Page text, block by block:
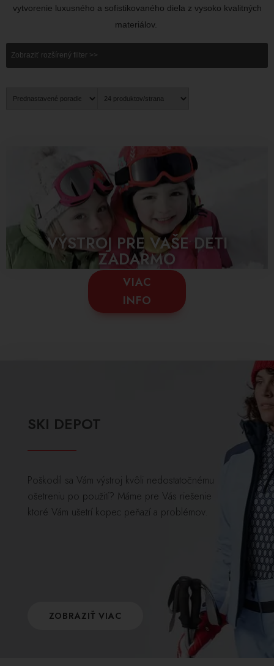
vytvorenie luxusného a sofistikovaného diela z vysoko kvalitných
materiálov.
Zobraziť rozšírený filter >>
VÝSTROJ PRE VAŠE DETI
ZADARMO
VIAC
INFO
SKI DEPOT
Poškodil sa Vám výstroj kvôli nedostatočnému
ošetreniu po použití? Máme pre Vás riešenie
ktoré Vám ušetrí kopec peňazí a problémov.
ZOBRAZIŤ VIAC